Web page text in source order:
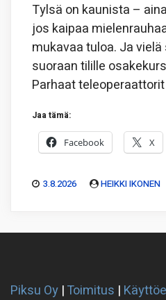
Tylsä on kaunista –
jos kaipaa
mukavaa tuloa. Ja
suoraan tilille
Parhaat
Jaa tämä:
Facebook X
3.8.2026 HEIKKI IKONEN
Piksu Oy |Toimitus |